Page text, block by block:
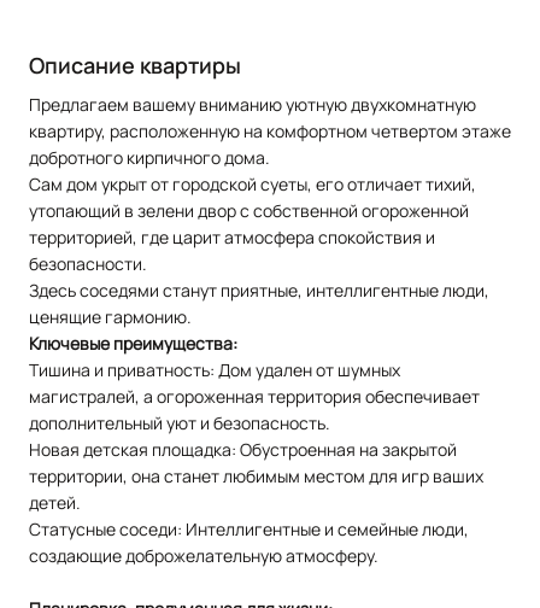
Описание квартиры
Предлагаем вашему вниманию уютную двухкомнатную
квартиру, расположенную на комфортном четвертом этаже
добротного кирпичного дома.
Сам дом укрыт от городской суеты, его отличает тихий,
утопающий в зелени двор с собственной огороженной
территорией, где царит атмосфера спокойствия и
безопасности.
Здесь соседями станут приятные, интеллигентные люди,
ценящие гармонию.
Ключевые преимущества:
Тишина и приватность: Дом удален от шумных
магистралей, а огороженная территория обеспечивает
дополнительный уют и безопасность.
Новая детская площадка: Обустроенная на закрытой
территории, она станет любимым местом для игр ваших
детей.
Статусные соседи: Интеллигентные и семейные люди,
создающие доброжелательную атмосферу.